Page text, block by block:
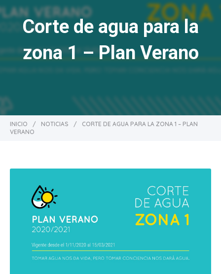
Corte de agua para la
zona 1 – Plan Verano
INICIO / NOTICIAS /
CORTE DE AGUA PARA LA ZONA 1 – PLAN
VERANO